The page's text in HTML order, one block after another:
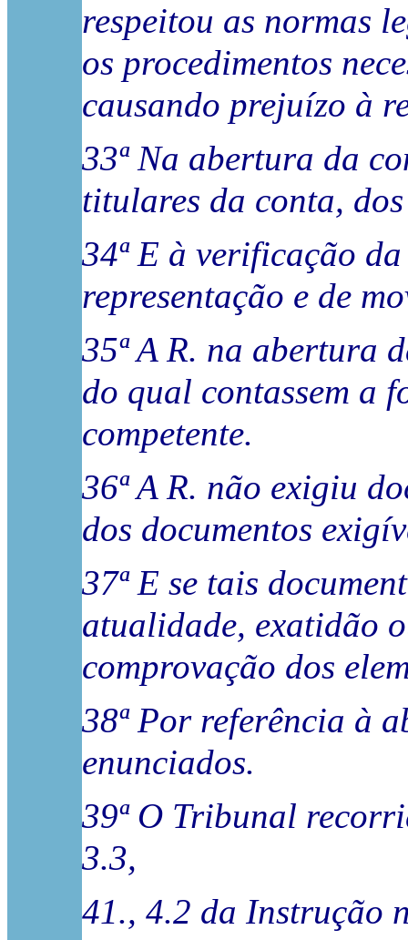
respeitou as normas
os procedimentos
causando prejuízo à
33ª Na abertura da
titulares da conta, dos
34ª E à verificação
representação e de
35ª A R. na abertura
do qual contassem a
competente.
36ª A R. não exigiu
dos documentos
37ª E se tais
atualidade, exatidão
comprovação dos
38ª Por referência à
enunciados.
39ª O Tribunal
3.3,
41., 4.2 da Instrução